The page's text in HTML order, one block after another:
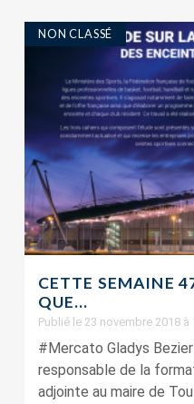
NON CLASSÉ
CETTE SEMAINE
QUE…
Publié le 23 novembre 2018 à
#Mercato Gladys
responsable de la
adjointe au maire de